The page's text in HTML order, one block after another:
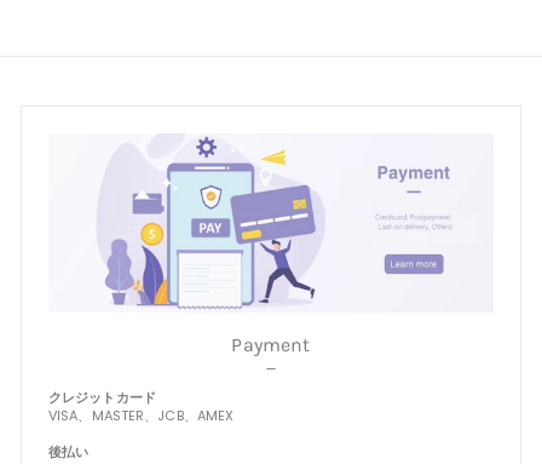
Payment
－
クレジットカード
VISA、MASTER、JCB、AMEX
後払い